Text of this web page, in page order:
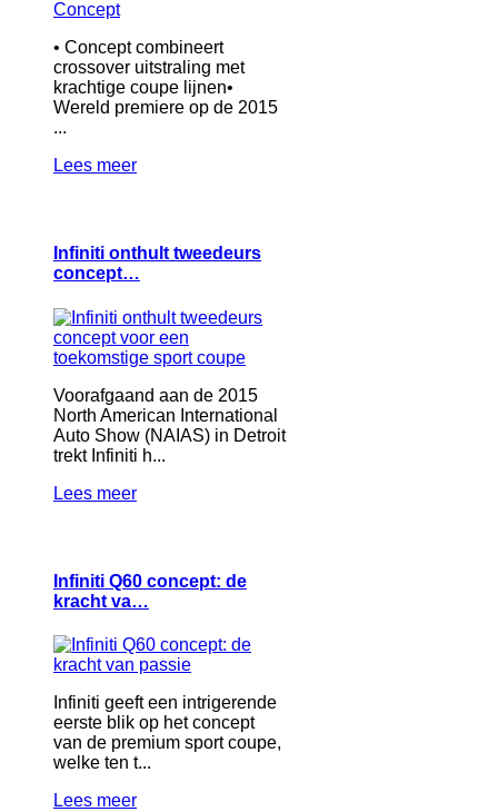
• Concept combineert
crossover uitstraling met
krachtige coupe lijnen•
Wereld premiere op de 2015
...
Lees meer
Infiniti onthult tweedeurs
concept…
Voorafgaand aan de 2015
North American International
Auto Show (NAIAS) in Detroit
trekt Infiniti h...
Lees meer
Infiniti Q60 concept: de
kracht va…
Infiniti geeft een intrigerende
eerste blik op het concept
van de premium sport coupe,
welke ten t...
Lees meer